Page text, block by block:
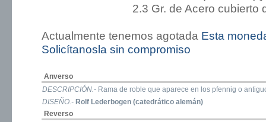
2.3 Gr. de Acero cubierto
Actualmente tenemos agotada Esta
Solicítanosla sin compromiso
Anverso
DESCRIPCIÓN.- Rama de roble que aparece en los pfennig o
DISEÑO.- Rolf Lederbogen (catedrático alemán)
Reverso